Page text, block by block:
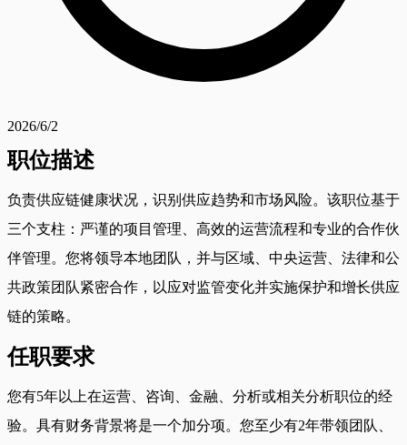
2026/6/2
职位描述
负责供应链健康状况，识别供应趋势和市场风险。该职位基于
三个支柱：严谨的项目管理、高效的运营流程和专业的合作伙
伴管理。您将领导本地团队，并与区域、中央运营、法律和公
共政策团队紧密合作，以应对监管变化并实施保护和增长供应
链的策略。
任职要求
您有5年以上在运营、咨询、金融、分析或相关分析职位的经
验。具有财务背景将是一个加分项。您至少有2年带领团队、